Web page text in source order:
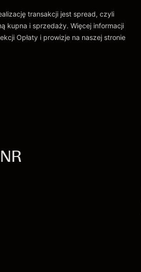
transakcji jest spread, czyli
kupna i sprzedaży. Więcej informacji
Opłaty i prowizje na naszej stronie